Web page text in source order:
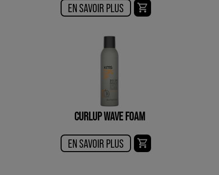
EN SAVOIR PLUS
CURLUP WAVE FOAM
EN SAVOIR PLUS